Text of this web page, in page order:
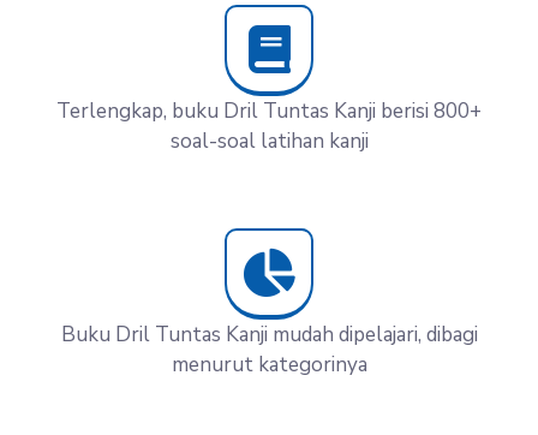
Terlengkap, buku Dril Tuntas Kanji berisi 800+
soal-soal latihan kanji
Buku Dril Tuntas Kanji mudah dipelajari, dibagi
menurut kategorinya